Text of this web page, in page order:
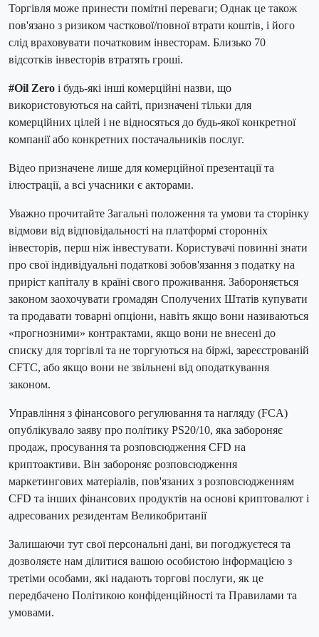
Торгівля може принести помітні переваги; Однак це також
пов'язано з ризиком часткової/повної втрати коштів, і його
слід враховувати початковим інвесторам. Близько 70
відсотків інвесторів втратять гроші.
#Oil Zero і будь-які інші комерційні назви, що
використовуються на сайті, призначені тільки для
комерційних цілей і не відносяться до будь-якої конкретної
компанії або конкретних постачальників послуг.
Відео призначене лише для комерційної презентації та
ілюстрації, а всі учасники є акторами.
Уважно прочитайте Загальні положення та умови та сторінку
відмови від відповідальності на платформі сторонніх
інвесторів, перш ніж інвестувати. Користувачі повинні знати
про свої індивідуальні податкові зобов'язання з податку на
приріст капіталу в країні свого проживання. Забороняється
законом заохочувати громадян Сполучених Штатів купувати
та продавати товарні опціони, навіть якщо вони називаються
«прогнозними» контрактами, якщо вони не внесені до
списку для торгівлі та не торгуються на біржі, зареєстрованій
CFTC, або якщо вони не звільнені від оподаткування
законом.
Управління з фінансового регулювання та нагляду (FCA)
опублікувало заяву про політику PS20/10, яка забороняє
продаж, просування та розповсюдження CFD на
криптоактиви. Він забороняє розповсюдження
маркетингових матеріалів, пов'язаних з розповсюдженням
CFD та інших фінансових продуктів на основі криптовалют і
адресованих резидентам Великобританії
Залишаючи тут свої персональні дані, ви погоджуєтеся та
дозволяєте нам ділитися вашою особистою інформацією з
третіми особами, які надають торгові послуги, як це
передбачено Політикою конфіденційності та Правилами та
умовами.